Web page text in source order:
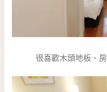
很喜歡木頭地板、